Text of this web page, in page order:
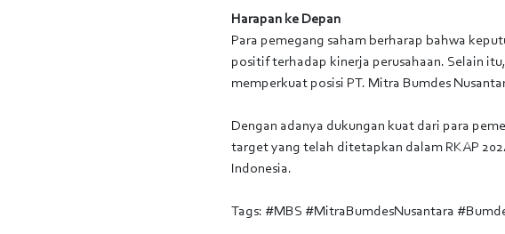
Harapan ke Depan
Para pemegang saham berharap bahwa
positif terhadap kinerja perusahaan. Selain
memperkuat posisi PT. Mitra Bumdes
Dengan adanya dukungan kuat dari para
target yang telah ditetapkan dalam RKAP
Indonesia.
Tags: #MBS #MitraBumdesNusantara